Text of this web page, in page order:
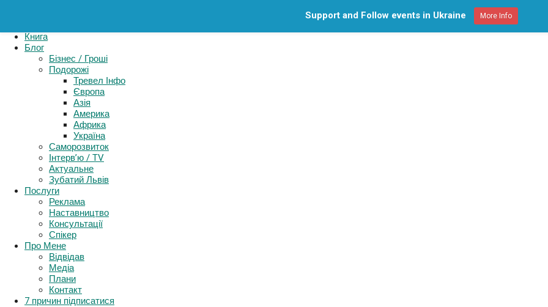
Книга
Блог
Бізнес / Гроші
Подорожі
Тревел Інфо
Європа
Азія
Америка
Африка
Україна
Саморозвиток
Інтерв’ю / TV
Актуальне
Зубатий Львів
Послуги
Реклама
Наставництво
Консультації
Спікер
Про Мене
Відвідав
Медіа
Плани
Контакт
7 причин підписатися
Support and Follow events in Ukraine More Info